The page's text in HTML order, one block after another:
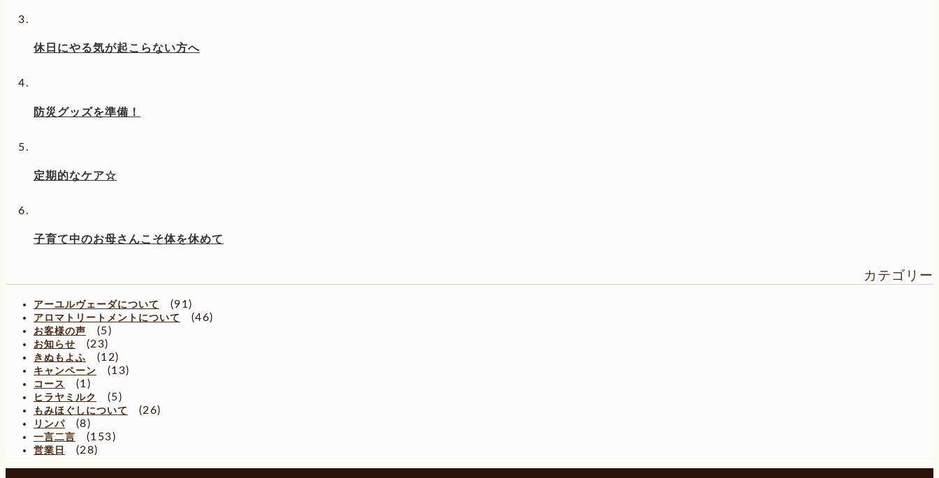
休日にやる気が起こらない方へ
防災グッズを準備！
定期的なケア☆
子育て中のお母さんこそ体を休めて
カテゴリー
アーユルヴェーダについて (91)
アロマトリートメントについて (46)
お客様の声 (5)
お知らせ (23)
きぬもよふ (12)
キャンペーン (13)
コース (1)
ヒラヤミルク (5)
もみほぐしについて (26)
リンパ (8)
一言二言 (153)
営業日 (28)